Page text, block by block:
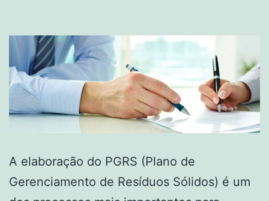
A elaboração do PGRS (Plano de
Gerenciamento de Resíduos Sólidos) é um